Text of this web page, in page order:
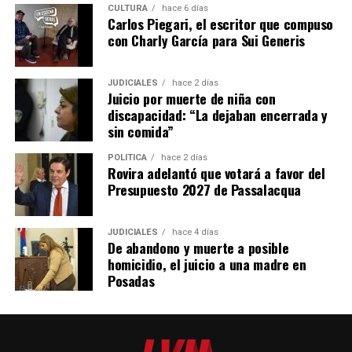
protección de las zonas de frontera hídrica, con el
Acuífero Guaraní como patrimonio estratégico
irrenunciable; la custodia de la biodiversidad; el
federalismo real; la educación como motor de
desarrollo; el trabajo, la producción y la innovación, con
el crecimiento equilibrado en los casi 30.000 km² de la
provincia, generando más oportunidades para cerca de
1.300.000 misioneros”.
“Estoy a disposición para llevar la voz del gobierno de
mi provincia al Congreso de la Nación”, señaló Rojas
Decut y finalizó: “Esa es una causa que no admite
grietas, porque la identidad misionera es una forma de
construir futuro poniendo siempre a Misiones en primer
lugar”.
CULTURA hace 6 días
Carlos Piegari, el escritor que compuso
con Charly García para Sui Generis
JUDICIALES hace 2 días
Juicio por muerte de niña con
discapacidad: “La dejaban encerrada y
sin comida”
POLÍTICA hace 2 días
Rovira adelantó que votará a favor del
Presupuesto 2027 de Passalacqua
JUDICIALES hace 4 días
De abandono y muerte a posible
homicidio, el juicio a una madre en
Posadas